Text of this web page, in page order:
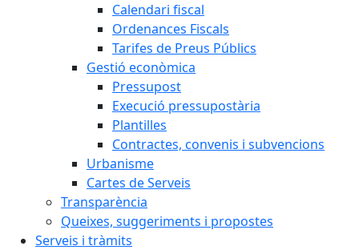
Calendari fiscal
Ordenances Fiscals
Tarifes de Preus Públics
Gestió econòmica
Pressupost
Execució pressupostària
Plantilles
Contractes, convenis i subvencions
Urbanisme
Cartes de Serveis
Transparència
Queixes, suggeriments i propostes
Serveis i tràmits